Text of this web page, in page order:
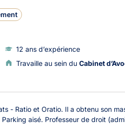
12 ans d’expérience
Travaille au sein du Cabinet
- Ratio et Oratio. Il a obtenu son
aisé. Professeur de droit